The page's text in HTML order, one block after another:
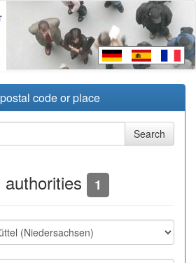
code or place
1